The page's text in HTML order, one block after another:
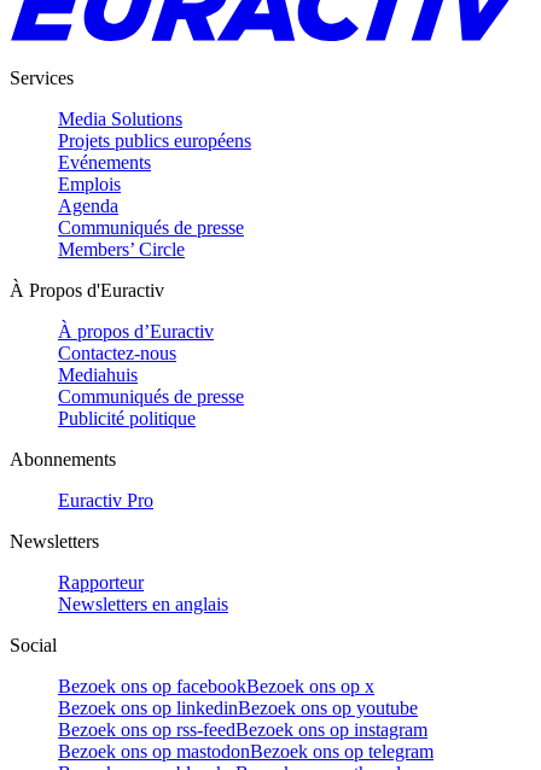
Services
Media Solutions
Projets publics européens
Evénements
Emplois
Agenda
Communiqués de presse
Members’ Circle
À Propos d'Euractiv
À propos d’Euractiv
Contactez-nous
Mediahuis
Communiqués de presse
Publicité politique
Abonnements
Euractiv Pro
Newsletters
Rapporteur
Newsletters en anglais
Social
Bezoek ons op facebookBezoek ons op x
Bezoek ons op linkedinBezoek ons op youtube
Bezoek ons op rss-feedBezoek ons op instagram
Bezoek ons op mastodonBezoek ons op telegram